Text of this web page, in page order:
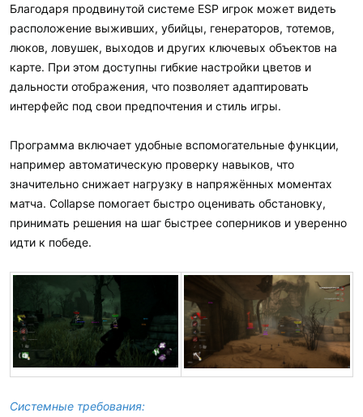
Благодаря продвинутой системе ESP игрок может видеть
расположение выживших, убийцы, генераторов, тотемов,
люков, ловушек, выходов и других ключевых объектов на
карте. При этом доступны гибкие настройки цветов и
дальности отображения, что позволяет адаптировать
интерфейс под свои предпочтения и стиль игры.
Программа включает удобные вспомогательные функции,
например автоматическую проверку навыков, что
значительно снижает нагрузку в напряжённых моментах
матча. Collapse помогает быстро оценивать обстановку,
принимать решения на шаг быстрее соперников и уверенно
идти к победе.
Системные требования: